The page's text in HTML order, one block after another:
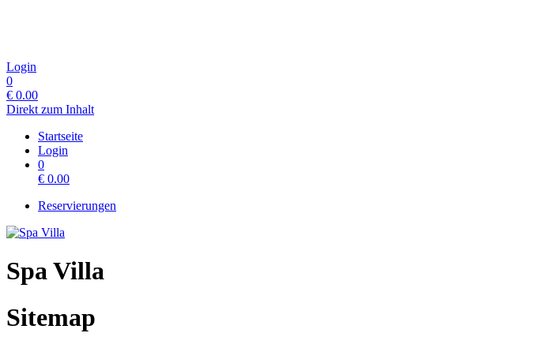
Login
0
€ 0.00
Direkt zum Inhalt
Startseite
Login
0
€ 0.00
Reservierungen
Spa Villa
Sitemap